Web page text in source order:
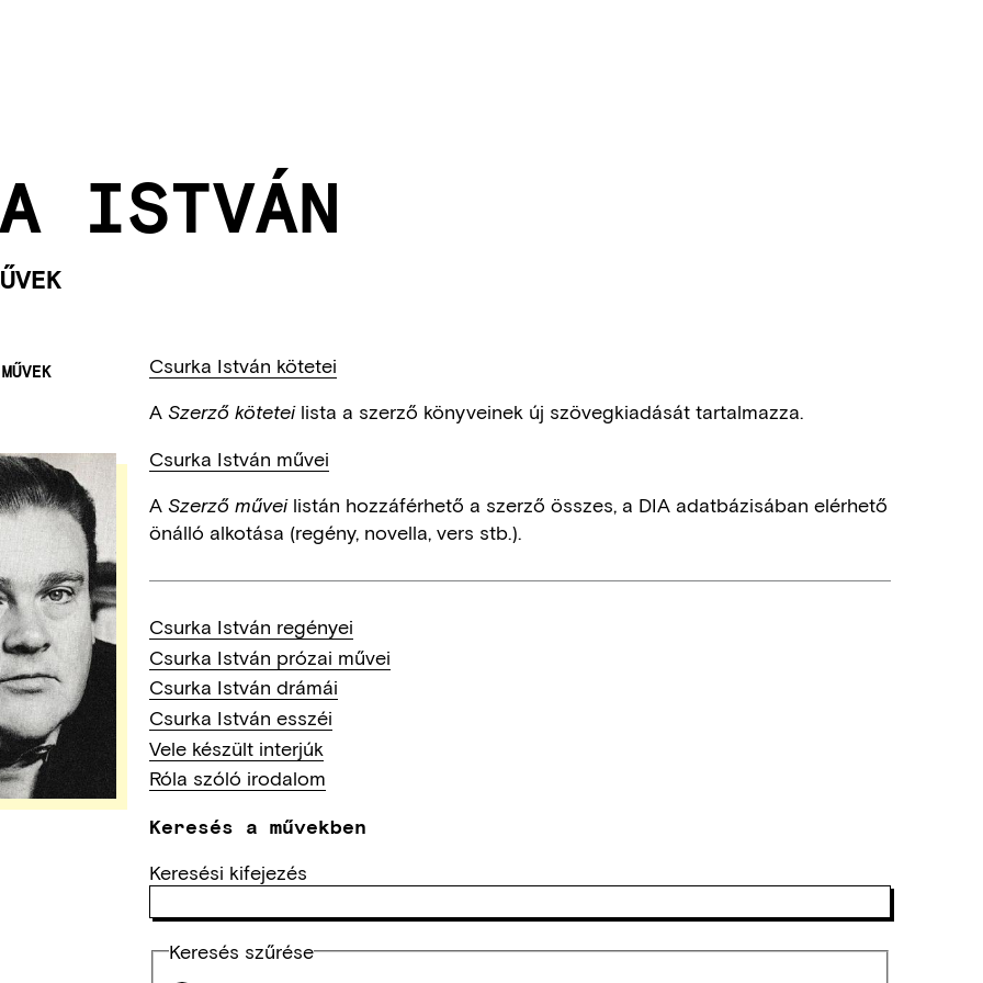
ISTVÁN
Csurka István kötetei
ASzerző köteteilista a szerző könyveinek új szövegkiadását tartalmazza.
Csurka István művei
ASzerző műveilistán hozzáférhető a szerző összes, a DIA adatbázisában elérhető
önálló alkotása (regény, novella, vers stb.).
Csurka István regényei
Csurka István prózai művei
Csurka István drámái
Csurka István esszéi
Vele készült interjúk
Róla szóló irodalom
Keresés a művekben
Keresési kifejezés
Keresés szűrése